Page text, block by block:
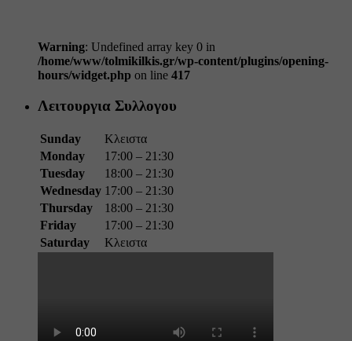
Warning: Undefined array key 0 in
/home/www/tolmikilkis.gr/wp-content/plugins/opening-
hours/widget.php on line 417
Λειτουργια Συλλογου
Sunday
Κλειστα
Monday
17:00 – 21:30
Tuesday
18:00 – 21:30
Wednesday 17:00 – 21:30
Thursday
18:00 – 21:30
Friday
17:00 – 21:30
Saturday
Κλειστα